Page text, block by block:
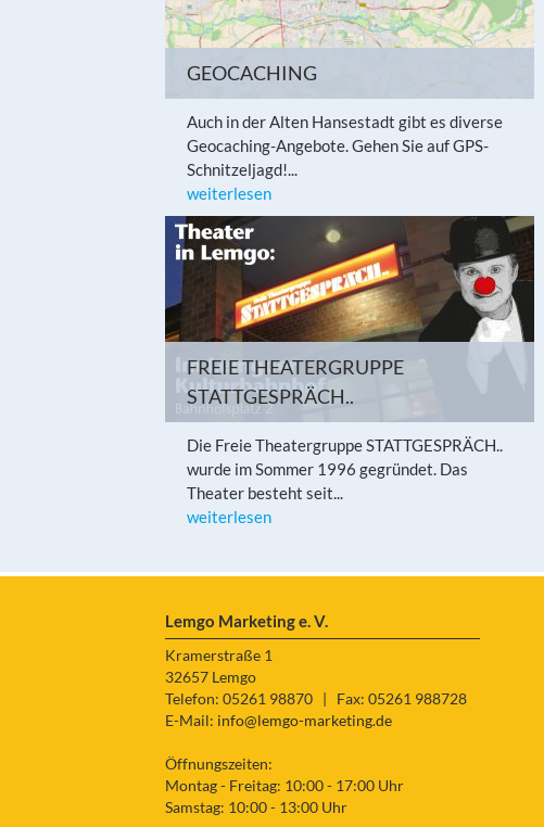
GEOCACHING
Auch in der Alten Hansestadt gibt es diverse
Geocaching-Angebote. Gehen Sie auf GPS-
Schnitzeljagd!...
weiterlesen
FREIE THEATERGRUPPE
STATTGESPRÄCH..
Die Freie Theatergruppe STATTGESPRÄCH..
wurde im Sommer 1996 gegründet. Das
Theater besteht seit...
weiterlesen
Lemgo Marketing e. V.
Kramerstraße 1
32657 Lemgo
Telefon: 05261 98870
Fax: 05261 988728
E-Mail: info@lemgo-marketing.de
Öffnungszeiten:
Montag - Freitag: 10:00 - 17:00 Uhr
Samstag: 10:00 - 13:00 Uhr